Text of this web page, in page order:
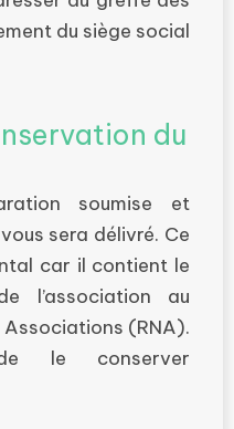
du siège social
du
soumise et
sera délivré. Ce
car il contient le
l’association au
(RNA).
le conserver